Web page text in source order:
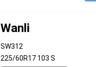
Wanli
SW312
225/60R17 103 S